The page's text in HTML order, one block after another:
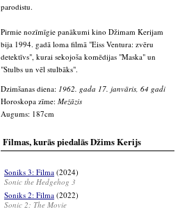
parodistu.
Pirmie nozīmīgie panākumi kino Džimam Kerijam
bija 1994. gadā loma filmā "Eiss Ventura: zvēru
detektīvs", kurai sekojoša komēdijas "Maska" un
"Stulbs un vēl stulbāks".
Dzimšanas diena: 1962. gada 17. janvāris, 64 gadi
Horoskopa zīme: Mežāzis
Augums: 187cm
Filmas, kurās piedalās Džims Kerijs
Soniks 3: Filma (2024)
Sonic the Hedgehog 3
Soniks 2: Filma (2022)
Sonic 2: The Movie